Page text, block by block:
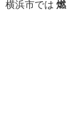
横浜市では 燃